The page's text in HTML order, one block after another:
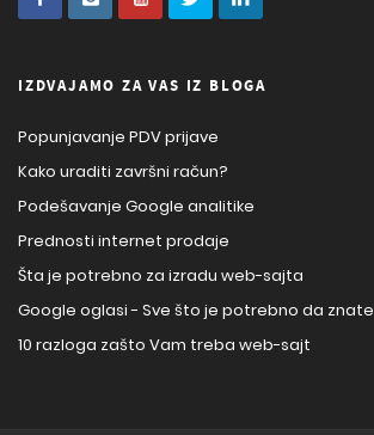
IZDVAJAMO ZA VAS IZ BLOGA
Popunjavanje PDV prijave
Kako uraditi završni račun?
Podešavanje Google analitike
Prednosti internet prodaje
Šta je potrebno za izradu web-sajta
Google oglasi - Sve što je potrebno da znate
10 razloga zašto Vam treba web-sajt